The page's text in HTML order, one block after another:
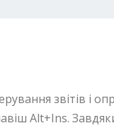
звітів і
Alt+Ins.